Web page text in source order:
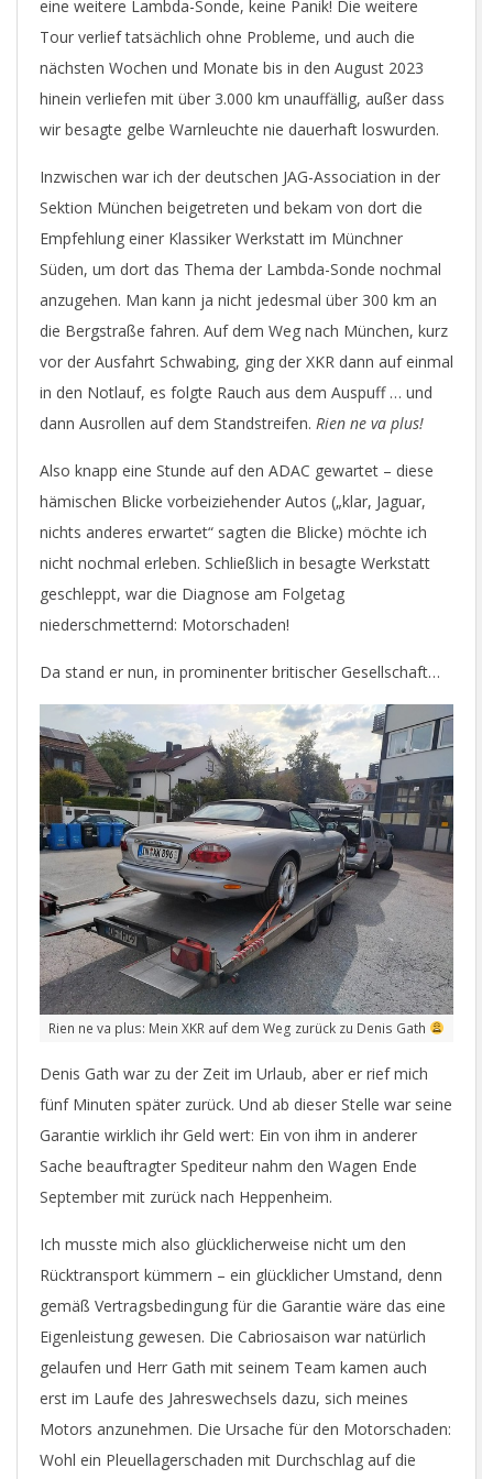
eine weitere Lambda-Sonde, keine Panik! Die weitere
Tour verlief tatsächlich ohne Probleme, und auch die
nächsten Wochen und Monate bis in den August 2023
hinein verliefen mit über 3.000 km unauffällig, außer dass
wir besagte gelbe Warnleuchte nie dauerhaft loswurden.
Inzwischen war ich der deutschen JAG-Association in der
Sektion München beigetreten und bekam von dort die
Empfehlung einer Klassiker Werkstatt im Münchner
Süden, um dort das Thema der Lambda-Sonde nochmal
anzugehen. Man kann ja nicht jedesmal über 300 km an
die Bergstraße fahren. Auf dem Weg nach München, kurz
vor der Ausfahrt Schwabing, ging der XKR dann auf einmal
in den Notlauf, es folgte Rauch aus dem Auspuff … und
dann Ausrollen auf dem Standstreifen. Rien ne va plus!
Also knapp eine Stunde auf den ADAC gewartet – diese
hämischen Blicke vorbeiziehender Autos („klar, Jaguar,
nichts anderes erwartet“ sagten die Blicke) möchte ich
nicht nochmal erleben. Schließlich in besagte Werkstatt
geschleppt, war die Diagnose am Folgetag
niederschmetternd: Motorschaden!
Da stand er nun, in prominenter britischer Gesellschaft…
Rien ne va plus: Mein XKR auf dem Weg zurück zu Denis Gath
Denis Gath war zu der Zeit im Urlaub, aber er rief mich
fünf Minuten später zurück. Und ab dieser Stelle war seine
Garantie wirklich ihr Geld wert: Ein von ihm in anderer
Sache beauftragter Spediteur nahm den Wagen Ende
September mit zurück nach Heppenheim.
Ich musste mich also glücklicherweise nicht um den
Rücktransport kümmern – ein glücklicher Umstand, denn
gemäß Vertragsbedingung für die Garantie wäre das eine
Eigenleistung gewesen. Die Cabriosaison war natürlich
gelaufen und Herr Gath mit seinem Team kamen auch
erst im Laufe des Jahreswechsels dazu, sich meines
Motors anzunehmen. Die Ursache für den Motorschaden:
Wohl ein Pleuellagerschaden mit Durchschlag auf die